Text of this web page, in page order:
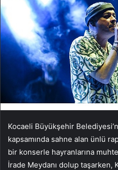
Kocaeli Büyükşehir
kapsamında sahne alan ünlü
bir konserle hayranlarına
İrade Meydanı dolup taşarken,